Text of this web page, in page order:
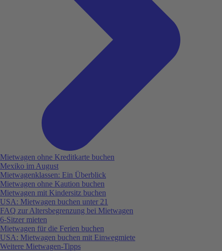
Mietwagen ohne Kreditkarte buchen
Mexiko im August
Mietwagenklassen: Ein Überblick
Mietwagen ohne Kaution buchen
Mietwagen mit Kindersitz buchen
USA: Mietwagen buchen unter 21
FAQ zur Altersbegrenzung bei Mietwagen
6-Sitzer mieten
Mietwagen für die Ferien buchen
USA: Mietwagen buchen mit Einwegmiete
Weitere Mietwagen-Tipps